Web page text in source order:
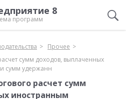
8
программ
Прочее
сумм доходов, выплаченных
сумм удержанн
расчет сумм
иностранным